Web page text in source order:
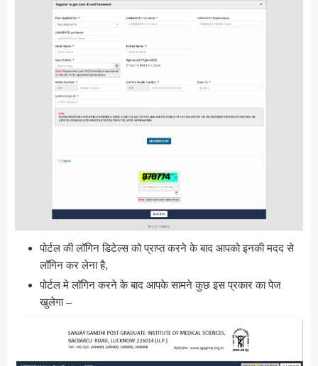
पोर्टल की लॉगिन डिटेल्स को प्राप्त करने के बाद आपको इनकी मदद से
लॉगिन कर लेना है,
पोर्टल मे लॉगिन करने के बाद आपके सामने कुछ इस प्रकार का पेज
खुलेगा –